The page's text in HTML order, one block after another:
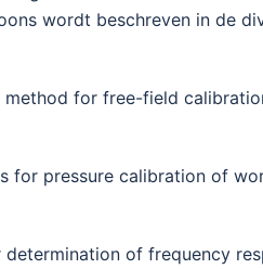
wordt beschreven in de
method for free-field
for pressure calibration of
of frequency